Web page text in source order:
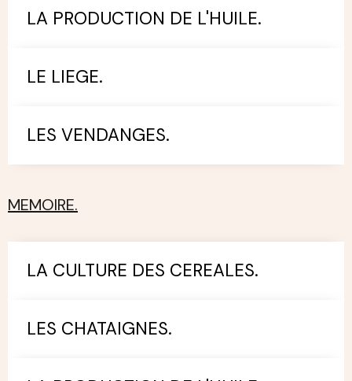
LA PRODUCTION DE L'HUILE.
LE LIEGE.
LES VENDANGES.
MEMOIRE.
LA CULTURE DES CEREALES.
LES CHATAIGNES.